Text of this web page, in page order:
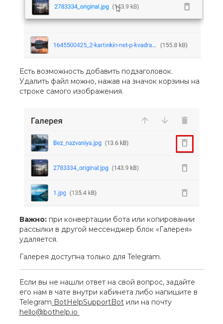
Есть возможность добавить подзаголовок.
Удалить файл можно, нажав на значок корзины на
строке самого изображения.
Важно:при конвертации бота или копировании
рассылки в другой мессенджер блок «Галерея»
удаляется.
Галерея доступна только для Telegram.
Если вы не нашли ответ на свой вопрос, задайте
его нам в чате внутри кабинета либо напишите в
Telegram BotHelpSupportBotили на почту
hello@bothelp.io